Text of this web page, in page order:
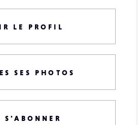
LE PROFIL
SES PHOTOS
S'ABONNER